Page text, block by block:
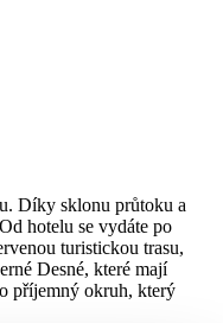
Díky sklonu průtoku a
hotelu se vydáte po
turistickou trasu,
Desné, které mají
příjemný okruh, který